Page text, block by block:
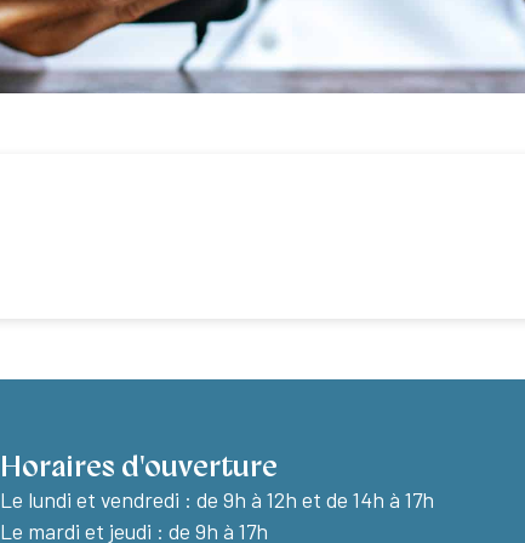
Horaires d'ouverture
Le lundi et vendredi : de 9h à 12h et de 14h à 17h
Le mardi et jeudi : de 9h à 17h